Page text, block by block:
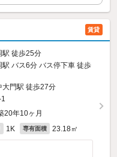
賃貸
駅 徒歩25分
バス6分 バス停下車 徒歩
大門駅 徒歩27分
20年10ヶ月
1K 専有面積 23.18㎡